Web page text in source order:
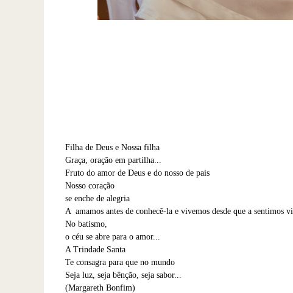
Filha de Deus e Nossa filha
Graça, oração em partilha...
Fruto do amor de Deus e do nosso de pais
Nosso coração
se enche de alegria
A amamos antes de conhecê-la e vivemos desde que a sentimos
No batismo,
o céu se abre para o amor...
A Trindade Santa
Te consagra para que no mundo
Seja luz, seja bênção, seja sabor...
(Margareth Bonfim)